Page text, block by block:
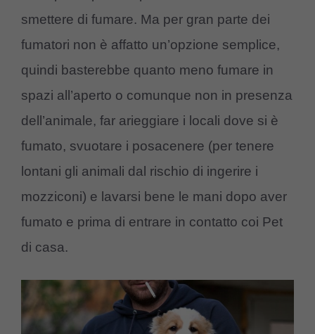
smettere di fumare. Ma per gran parte dei
fumatori non è affatto un’opzione semplice,
quindi basterebbe quanto meno fumare in
spazi all’aperto o comunque non in presenza
dell’animale, far arieggiare i locali dove si è
fumato, svuotare i posacenere (per tenere
lontani gli animali dal rischio di ingerire i
mozziconi) e lavarsi bene le mani dopo aver
fumato e prima di entrare in contatto coi Pet
di casa.